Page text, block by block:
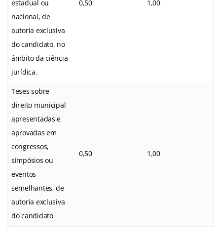
estadual ou
nacional, de
autoria exclusiva
do candidato, no
âmbito da ciência
jurídica.
0,50 1,00
Teses sobre
direito municipal
apresentadas e
aprovadas em
congressos,
simpósios ou
eventos
semelhantes, de
autoria exclusiva
do candidato
0,50 1,00